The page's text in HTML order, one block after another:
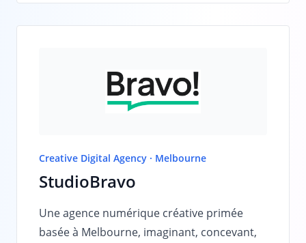
Creative Digital Agency · Melbourne
StudioBravo
Une agence numérique créative primée
basée à Melbourne, imaginant, concevant,